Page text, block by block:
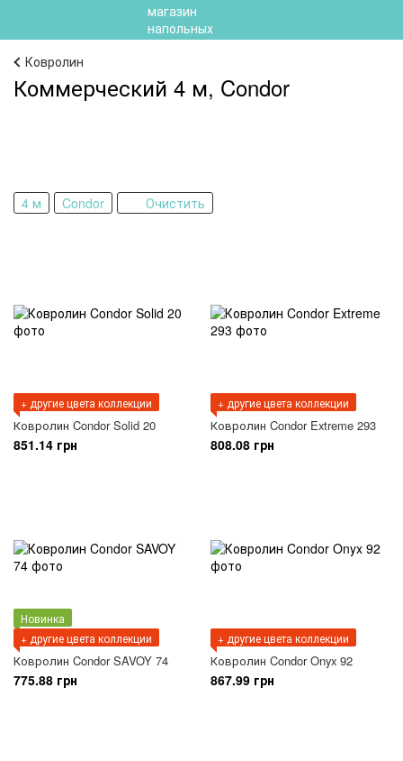
Ковролин
Коммерческий 4 м, Condor
4 м Condor Очистить
+ другие цвета коллекции
Ковролин Condor Solid 20
851.14 грн
+ другие цвета коллекции
Ковролин Condor Extreme 293
808.08 грн
Новинка
+ другие цвета коллекции
Ковролин Condor SAVOY 74
775.88 грн
+ другие цвета коллекции
Ковролин Condor Onyx 92
867.99 грн